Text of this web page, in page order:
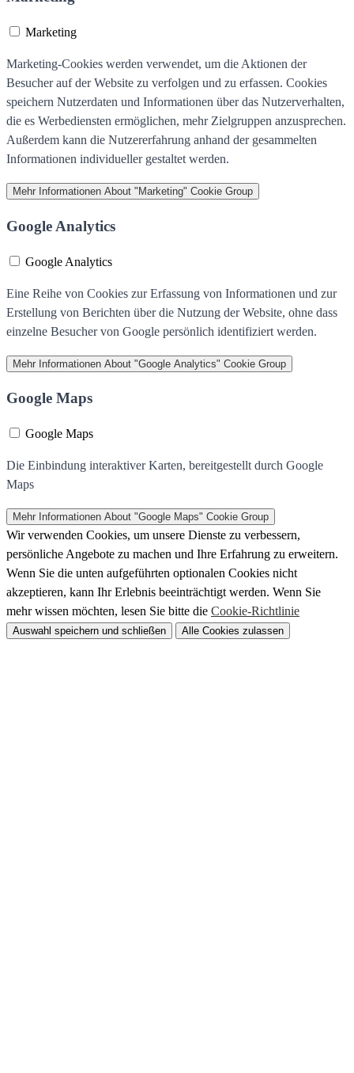
Marketing
Marketing-Cookies werden verwendet, um die Aktionen der
Besucher auf der Website zu verfolgen und zu erfassen. Cookies
speichern Nutzerdaten und Informationen über das Nutzerverhalten,
die es Werbediensten ermöglichen, mehr Zielgruppen anzusprechen.
Außerdem kann die Nutzererfahrung anhand der gesammelten
Informationen individueller gestaltet werden.
Mehr Informationen About "Marketing" Cookie Group
Google Analytics
Google Analytics
Eine Reihe von Cookies zur Erfassung von Informationen und zur
Erstellung von Berichten über die Nutzung der Website, ohne dass
einzelne Besucher von Google persönlich identifiziert werden.
Mehr Informationen About "Google Analytics" Cookie Group
Google Maps
Google Maps
Die Einbindung interaktiver Karten, bereitgestellt durch Google
Maps
Mehr Informationen About "Google Maps" Cookie Group
Wir verwenden Cookies, um unsere Dienste zu verbessern,
persönliche Angebote zu machen und Ihre Erfahrung zu erweitern.
Wenn Sie die unten aufgeführten optionalen Cookies nicht
akzeptieren, kann Ihr Erlebnis beeinträchtigt werden. Wenn Sie
mehr wissen möchten, lesen Sie bitte die Cookie-Richtlinie
Auswahl speichern und schließen Alle Cookies zulassen